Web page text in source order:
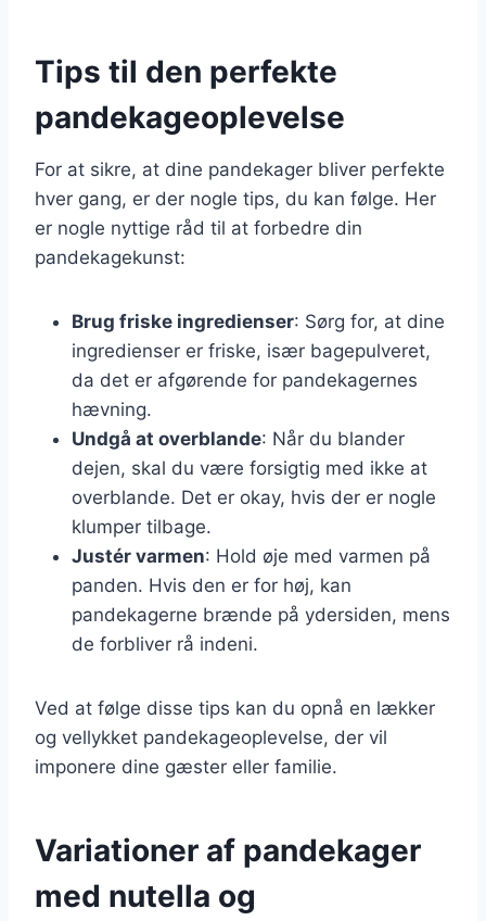
Tips til den perfekte
pandekageoplevelse
For at sikre, at dine pandekager bliver perfekte
hver gang, er der nogle tips, du kan følge. Her
er nogle nyttige råd til at forbedre din
pandekagekunst:
Brug friske ingredienser: Sørg for, at dine
ingredienser er friske, især bagepulveret,
da det er afgørende for pandekagernes
hævning.
Undgå at overblande: Når du blander
dejen, skal du være forsigtig med ikke at
overblande. Det er okay, hvis der er nogle
klumper tilbage.
Justér varmen: Hold øje med varmen på
panden. Hvis den er for høj, kan
pandekagerne brænde på ydersiden, mens
de forbliver rå indeni.
Ved at følge disse tips kan du opnå en lækker
og vellykket pandekageoplevelse, der vil
imponere dine gæster eller familie.
Variationer af pandekager
med nutella og